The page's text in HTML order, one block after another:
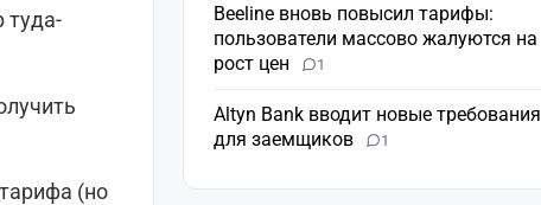
туда-
(но
Beeline вновь повысил тарифы:
пользователи массово жалуются на
рост цен
1
Altyn Bank вводит новые требования
для заемщиков
1